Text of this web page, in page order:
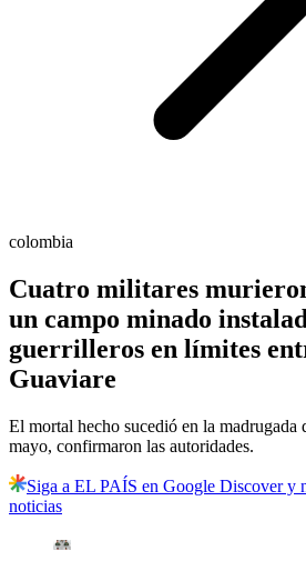
colombia
Cuatro militares
un campo minado
guerrilleros en límites
Guaviare
El mortal hecho sucedió en la madrugada
mayo, confirmaron las autoridades.
Siga a EL PAÍS en Google Discover y
noticias